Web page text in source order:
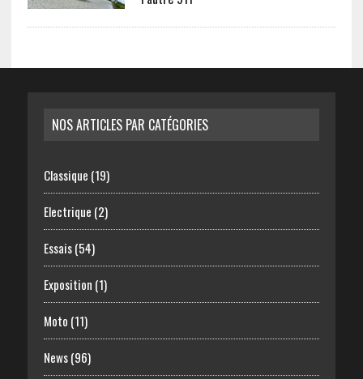
NOS ARTICLES PAR CATÉGORIES
Classique (19)
Electrique (2)
Essais(54)
Exposition (1)
Moto (11)
News(96)